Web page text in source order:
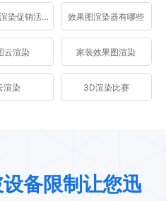
效果图云渲染促销活动 效果图渲染器有哪些
云渲染 家装效果图渲染
渲染 3D渲染比赛
备限制让您迅